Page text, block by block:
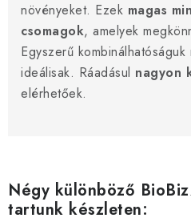
növényeket. Ezek magas
csomagok, amelyek
Egyszerű
ideálisak. Ráadásul nagyon
elérhetőek.
Négy különböző
tartunk készleten: